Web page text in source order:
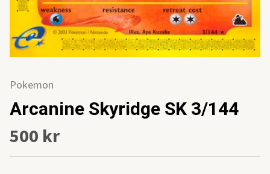
Pokemon
Arcanine Skyridge SK 3/144
500 kr